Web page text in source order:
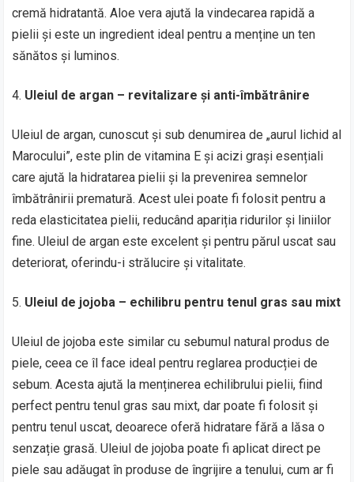
cremă hidratantă. Aloe vera ajută la vindecarea rapidă a
pielii și este un ingredient ideal pentru a menține un ten
sănătos și luminos.
Uleiul de argan – revitalizare și anti-îmbătrânire
Uleiul de argan, cunoscut și sub denumirea de „aurul lichid al
Marocului”, este plin de vitamina E și acizi grași esențiali
care ajută la hidratarea pielii și la prevenirea semnelor
îmbătrânirii prematură. Acest ulei poate fi folosit pentru a
reda elasticitatea pielii, reducând apariția ridurilor și liniilor
fine. Uleiul de argan este excelent și pentru părul uscat sau
deteriorat, oferindu-i strălucire și vitalitate.
Uleiul de jojoba – echilibru pentru tenul gras sau mixt
Uleiul de jojoba este similar cu sebumul natural produs de
piele, ceea ce îl face ideal pentru reglarea producției de
sebum. Acesta ajută la menținerea echilibrului pielii, fiind
perfect pentru tenul gras sau mixt, dar poate fi folosit și
pentru tenul uscat, deoarece oferă hidratare fără a lăsa o
senzație grasă. Uleiul de jojoba poate fi aplicat direct pe
piele sau adăugat în produse de îngrijire a tenului, cum ar fi